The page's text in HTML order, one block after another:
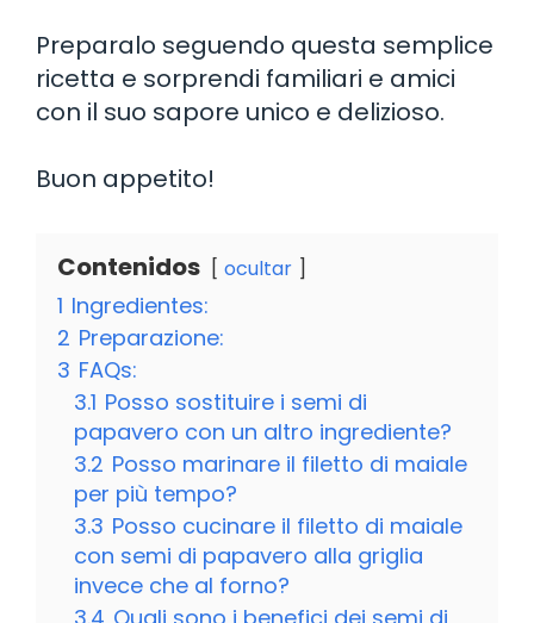
Preparalo seguendo questa semplice
ricetta e sorprendi familiari e amici
con il suo sapore unico e delizioso.
Buon appetito!
Contenidos ocultar
1 Ingredientes:
2 Preparazione:
3 FAQs:
3.1 Posso sostituire i semi di
papavero con un altro ingrediente?
3.2 Posso marinare il filetto di maiale
per più tempo?
3.3 Posso cucinare il filetto di maiale
con semi di papavero alla griglia
invece che al forno?